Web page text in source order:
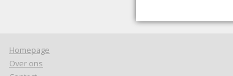
Homepage
Over ons